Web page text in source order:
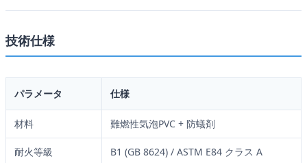
技術仕様
パラメータ 仕様
材料 難燃性気泡PVC + 防蟻剤
耐火等級 B1 (GB 8624) / ASTM E84 クラス A